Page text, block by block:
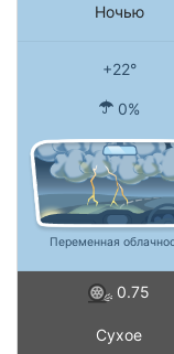
Ночью
+22°
0%
Переменная
0.75
Сухое